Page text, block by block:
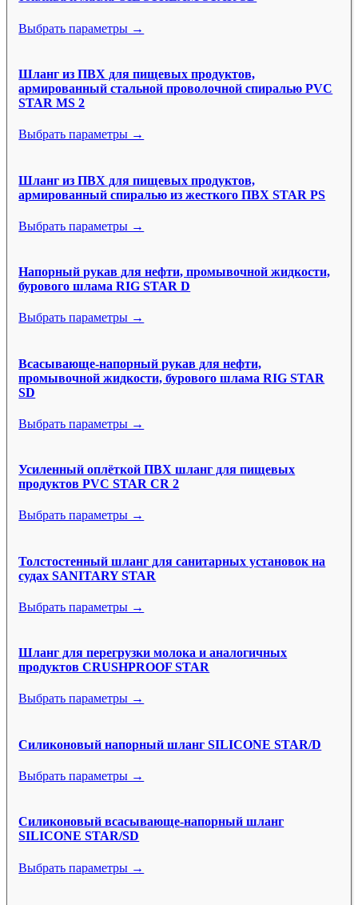
Выбрать параметры →
Шланг из ПВХ для пищевых продуктов,
армированный стальной проволочной спиралью PVC
STAR MS 2
Выбрать параметры →
Шланг из ПВХ для пищевых продуктов,
армированный спиралью из жесткого ПВХ STAR PS
Выбрать параметры →
Напорный рукав для нефти, промывочной жидкости,
бурового шлама RIG STAR D
Выбрать параметры →
Всасывающе-напорный рукав для нефти,
промывочной жидкости, бурового шлама RIG STAR
SD
Выбрать параметры →
Усиленный оплёткой ПВХ шланг для пищевых
продуктов PVC STAR CR 2
Выбрать параметры →
Толстостенный шланг для санитарных установок на
судах SANITARY STAR
Выбрать параметры →
Шланг для перегрузки молока и аналогичных
продуктов CRUSHPROOF STAR
Выбрать параметры →
Силиконовый напорный шланг SILICONE STAR/D
Выбрать параметры →
Силиконовый всасывающе-напорный шланг
SILICONE STAR/SD
Выбрать параметры →